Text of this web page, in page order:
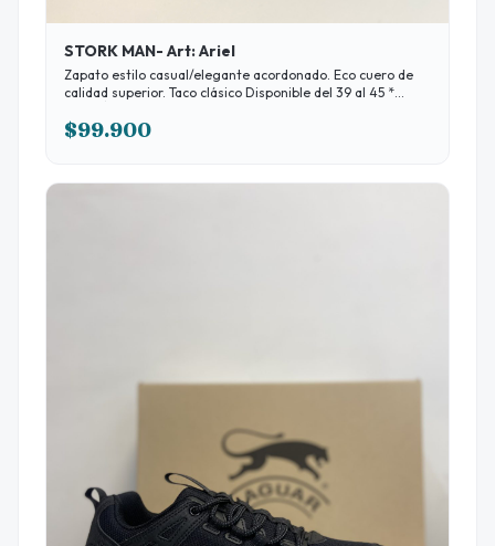
STORK MAN- Art: Ariel
Zapato estilo casual/elegante acordonado. Eco cuero de
calidad superior. Taco clásico Disponible del 39 al 45 *
$99.900